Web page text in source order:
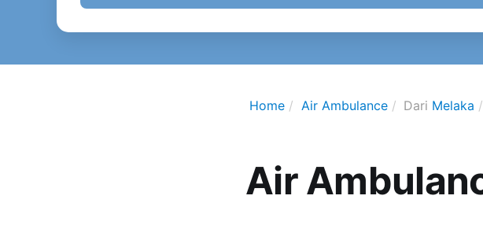
Home Air Ambulance Dari Melaka
Air